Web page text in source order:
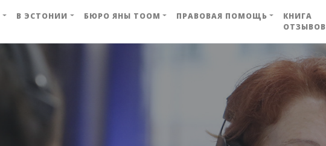
В ЭСТОНИИ БЮРО ЯНЫ ТООМ ПРАВОВАЯ ПОМОЩЬ
КНИГА
ОТЗЫВОВ